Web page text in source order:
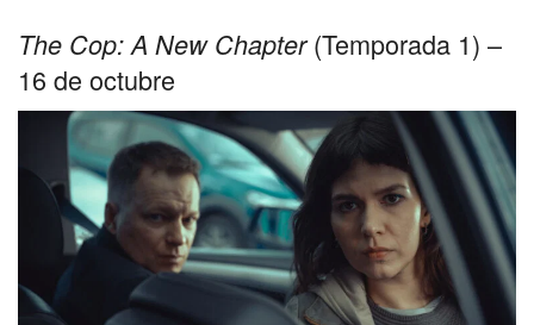
The Cop: A New Chapter(Temporada 1) –
16 de octubre